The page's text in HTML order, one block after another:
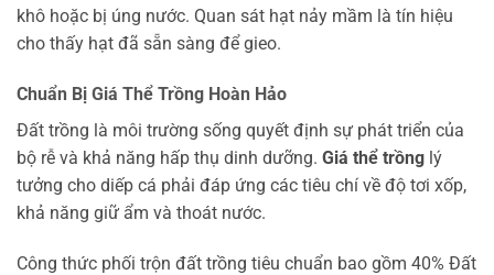
khô hoặc bị úng nước. Quan sát hạt nảy mầm là tín hiệu
cho thấy hạt đã sẵn sàng để gieo.
Chuẩn Bị Giá Thể Trồng Hoàn Hảo
Đất trồng là môi trường sống quyết định sự phát triển của
bộ rễ và khả năng hấp thụ dinh dưỡng. Giá thể trồng lý
tưởng cho diếp cá phải đáp ứng các tiêu chí về độ tơi xốp,
khả năng giữ ẩm và thoát nước.
Công thức phối trộn đất trồng tiêu chuẩn bao gồm 40% Đất